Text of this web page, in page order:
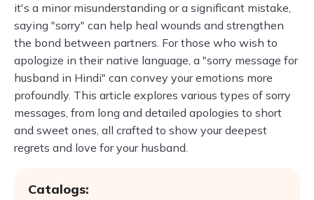
it's a minor misunderstanding or a significant mistake,
saying "sorry" can help heal wounds and strengthen
the bond between partners. For those who wish to
apologize in their native language, a "sorry message for
husband in Hindi" can convey your emotions more
profoundly. This article explores various types of sorry
messages, from long and detailed apologies to short
and sweet ones, all crafted to show your deepest
regrets and love for your husband.
Catalogs: